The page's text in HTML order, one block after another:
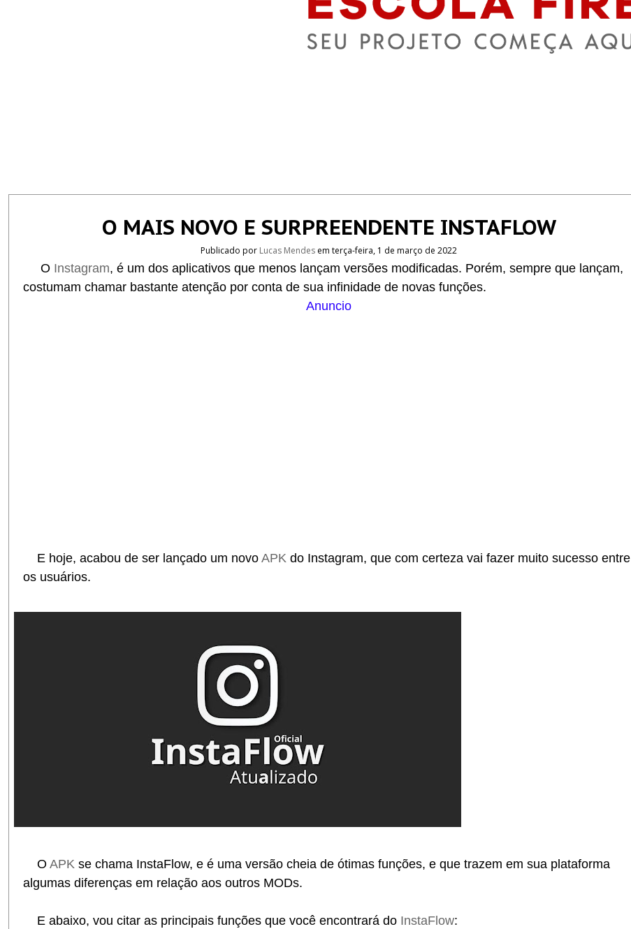
O MAIS NOVO E SURPREENDENTE INSTAFLOW
Publicado por Lucas Mendes em terça-feira, 1 de março de 2022
O Instagram, é um dos aplicativos que menos lançam versões modificadas. Porém, sempre que lançam,
costumam chamar bastante atenção por conta de sua infinidade de novas funções.
Anuncio
E hoje, acabou de ser lançado um novo APK do Instagram, que com certeza vai fazer muito sucesso entre
os usuários.
O APK se chama InstaFlow, e é uma versão cheia de ótimas funções, e que trazem em sua plataforma
algumas diferenças em relação aos outros MODs.
E abaixo, vou citar as principais funções que você encontrará do InstaFlow: